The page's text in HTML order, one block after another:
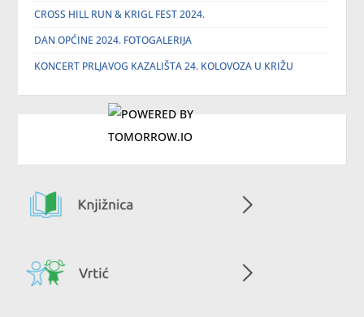
CROSS HILL RUN & KRIGL FEST 2024.
DAN OPĆINE 2024. FOTOGALERIJA
KONCERT PRLJAVOG KAZALIŠTA 24. KOLOVOZA U KRIŽU